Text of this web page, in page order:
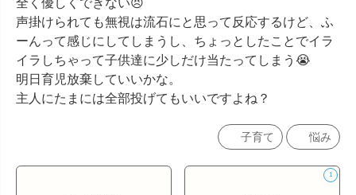
全く優しくできない😣
声掛けられても無視は流石にと思って反応するけど、ふ
ーんって感じにしてしまうし、ちょっとしたことでイラ
イラしちゃって子供達に少しだけ当たってしまう😭
明日育児放棄していいかな。
主人にたまには全部投げてもいいですよね？
子育て 悩み
1